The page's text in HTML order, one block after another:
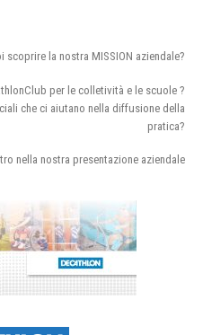
la nostra MISSION aziendale?
per le colletività e le scuole ?
che ci aiutano nella diffusione della
pratica?
nella nostra presentazione aziendale